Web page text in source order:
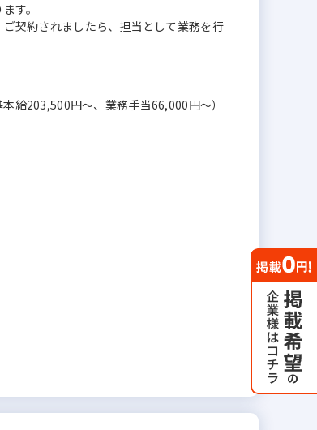
す。
契約されましたら、担当として業務を行
給203,500円～、業務手当66,000円～）